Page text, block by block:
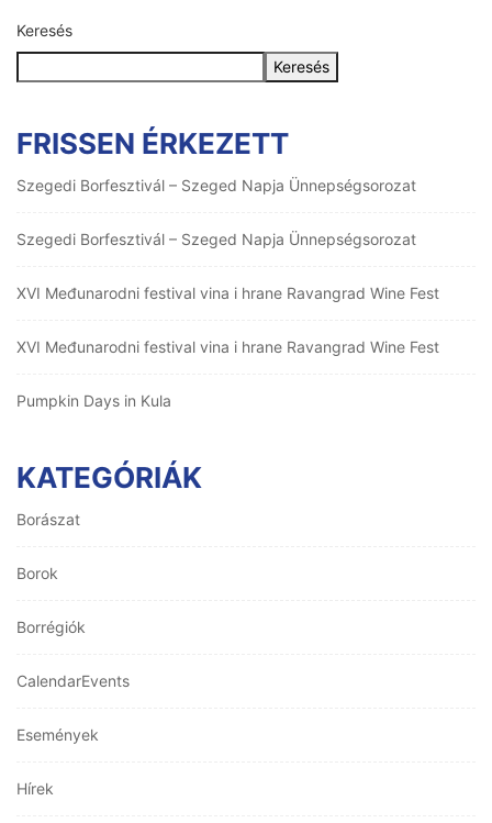
Keresés
Keresés
FRISSEN ÉRKEZETT
Szegedi Borfesztivál – Szeged Napja Ünnepségsorozat
Szegedi Borfesztivál – Szeged Napja Ünnepségsorozat
XVI Međunarodni festival vina i hrane Ravangrad Wine Fest
XVI Međunarodni festival vina i hrane Ravangrad Wine Fest
Pumpkin Days in Kula
KATEGÓRIÁK
Borászat
Borok
Borrégiók
CalendarEvents
Események
Hírek